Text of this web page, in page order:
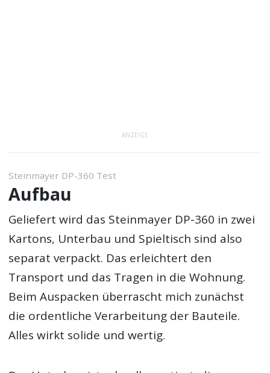
ANZEIGE
Steinmayer DP-360 Test
Aufbau
Geliefert wird das Steinmayer DP-360 in zwei
Kartons, Unterbau und Spieltisch sind also
separat verpackt. Das erleichtert den
Transport und das Tragen in die Wohnung.
Beim Auspacken überrascht mich zunächst
die ordentliche Verarbeitung der Bauteile.
Alles wirkt solide und wertig.